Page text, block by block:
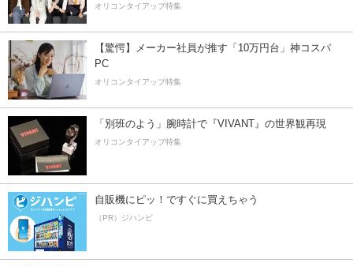
オリコンタイアップ特集
【驚愕】メーカー社員が推す「10万円台」神コスパ
PC
オリコンタイアップ特集
「別班のよう」腕時計で『VIVANT』の世界観再現
オリコンタイアップ特集
自販機にピッ！ですぐに買えちゃう
（PR）ジハンピ